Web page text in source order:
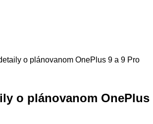
o plánovanom OnePlus 9 a 9 Pro
o plánovanom OnePlus